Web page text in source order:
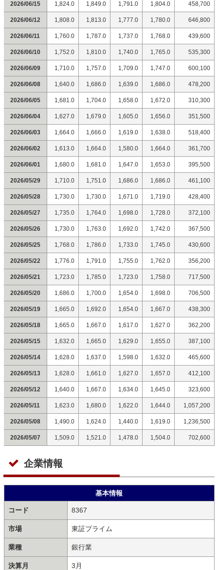
2026/06/15 1,824.0 1,849.0 1,791.0 1,804.0 458,700
2026/06/12 1,808.0 1,813.0 1,777.0 1,780.0 646,800
2026/06/11 1,760.0 1,787.0 1,737.0 1,768.0 439,600
2026/06/10 1,752.0 1,810.0 1,740.0 1,765.0 535,300
2026/06/09 1,710.0 1,757.0 1,709.0 1,747.0 600,100
2026/06/08 1,640.0 1,686.0 1,639.0 1,686.0 478,200
2026/06/05 1,681.0 1,704.0 1,658.0 1,672.0 310,300
2026/06/04 1,627.0 1,679.0 1,605.0 1,656.0 351,500
2026/06/03 1,664.0 1,666.0 1,619.0 1,638.0 518,400
2026/06/02 1,613.0 1,664.0 1,580.0 1,664.0 361,700
2026/06/01 1,680.0 1,681.0 1,647.0 1,653.0 395,500
2026/05/29 1,710.0 1,751.0 1,686.0 1,686.0 461,100
2026/05/28 1,730.0 1,730.0 1,671.0 1,719.0 428,400
2026/05/27 1,735.0 1,764.0 1,698.0 1,728.0 372,100
2026/05/26 1,730.0 1,763.0 1,692.0 1,742.0 367,500
2026/05/25 1,768.0 1,786.0 1,733.0 1,745.0 430,600
2026/05/22 1,776.0 1,791.0 1,755.0 1,762.0 356,200
2026/05/21 1,723.0 1,785.0 1,723.0 1,758.0 717,500
2026/05/20 1,686.0 1,700.0 1,654.0 1,698.0 706,500
2026/05/19 1,665.0 1,692.0 1,654.0 1,667.0 438,300
2026/05/18 1,665.0 1,667.0 1,617.0 1,627.0 362,200
2026/05/15 1,632.0 1,665.0 1,629.0 1,655.0 387,100
2026/05/14 1,628.0 1,637.0 1,598.0 1,632.0 465,600
2026/05/13 1,628.0 1,661.0 1,627.0 1,657.0 412,100
2026/05/12 1,640.0 1,667.0 1,634.0 1,645.0 323,600
2026/05/11 1,623.0 1,680.0 1,622.0 1,644.0 1,057,200
2026/05/08 1,490.0 1,624.0 1,440.0 1,619.0 1,236,500
2026/05/07 1,509.0 1,521.0 1,478.0 1,504.0 702,600
企業情報
基本情報
コード 8367
市場 東証プライム
業種 銀行業
決算月 3月